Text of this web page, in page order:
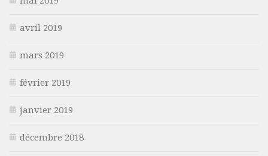
avril 2019
mars 2019
février 2019
janvier 2019
décembre 2018